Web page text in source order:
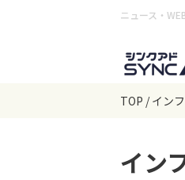
ニュース・
TOP
イン
イン